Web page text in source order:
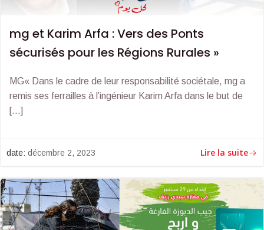
mg et Karim Arfa : Vers des Ponts
sécurisés pour les Régions Rurales »
MG« Dans le cadre de leur responsabilité sociétale, mg a
remis ses ferrailles à l’ingénieur Karim Arfa dans le but de
[…]
date: décembre 2, 2023 Lire la suite